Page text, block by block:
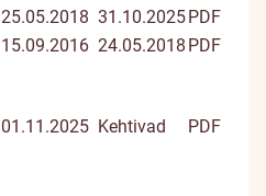
25.05.2018 31.10.2025PDF
15.09.2016 24.05.2018 PDF
01.11.2025 Kehtivad PDF